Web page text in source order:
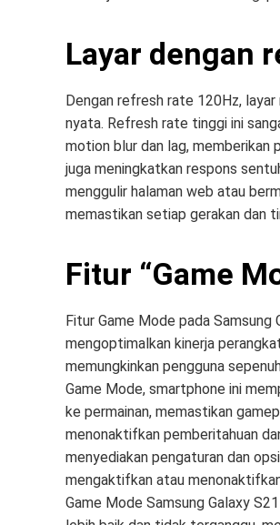
Layar dengan
Dengan refresh rate 120Hz,
nyata. Refresh rate tinggi ini
motion blur dan lag, memberikan
juga meningkatkan respons
menggulir halaman web atau
memastikan setiap gerakan dan
Fitur “Game
Fitur Game Mode pada Samsung
mengoptimalkan kinerja
memungkinkan pengguna
Game Mode, smartphone ini
ke permainan, memastikan
menonaktifkan pemberitahuan
menyediakan pengaturan dan
mengaktifkan atau
Game Mode Samsung Galaxy